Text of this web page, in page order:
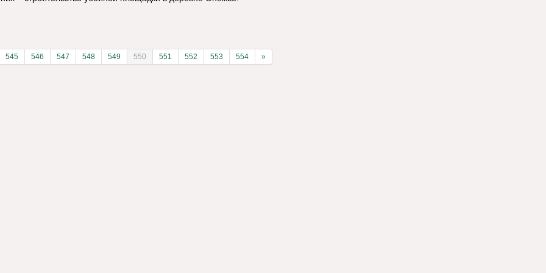
545 546 547 548 549 550 551 552 553 554 »